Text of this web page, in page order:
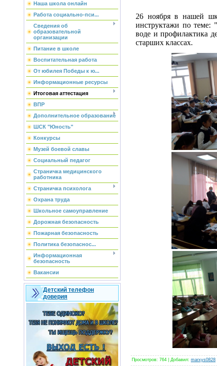
Наша школа онлайн
Работа социально-пси...
Сведения об
образовательной
организации
Питание в школе
Воспитательная работа
От юбилея Победы к ю...
Информационные ресурсы
Итоговая аттестация
ВПР
Дополнительное образование
ШСК "Юность"
Конкурсы
Музей боевой славы
Социальный педагог
Страничка медицинского
работника
Страничка психолога
Охрана труда
Школьное самоуправление
Дорожная безопасность
Пожарная безопасность
Политика безопаснос...
Информационная
безопасность
Вакансии
Детский телефон
доверия
26 ноября в нашей
инструктажи по теме:
воде и профилактика
старших классах.
Просмотров: 764 | Добавил: marxys0828